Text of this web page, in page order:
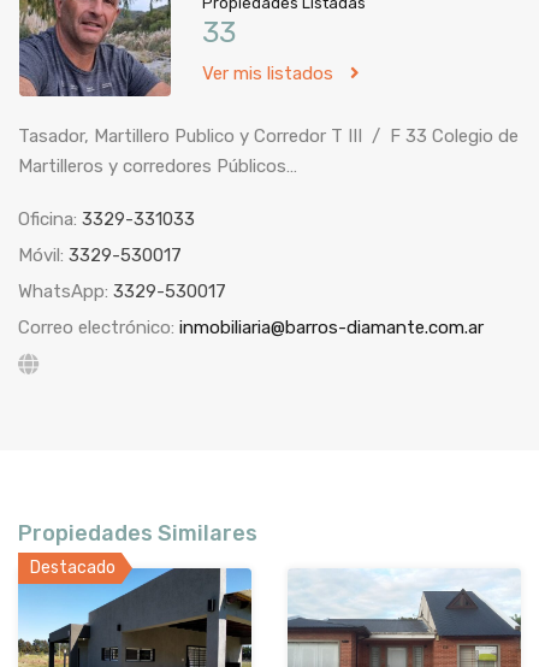
33
Ver mis listados
Tasador, Martillero Publico y Corredor T III / F 33 Colegio de
Martilleros y corredores Públicos…
Oficina: 3329-331033
Móvil: 3329-530017
WhatsApp: 3329-530017
Correo electrónico: inmobiliaria@barros-diamante.com.ar
Propiedades Similares
Destacado